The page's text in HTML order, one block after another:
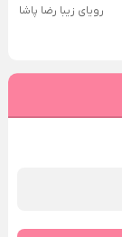
رویای زیبا رضا پاشا